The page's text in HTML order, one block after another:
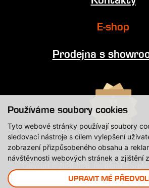
Používáme soubory cookies
Tyto webové stránky používají soubory
sledovací nástroje s cílem vylepšení
zobrazení přizpůsobeného obsahu a
návštěvnosti webových stránek a zjištění
UPRAVIT MÉ
E-shop
Prodejna s
vyhrazena.